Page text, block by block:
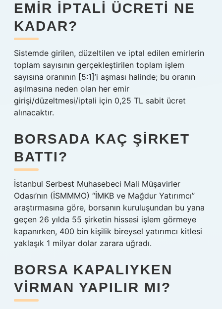
EMIR IPTALI ÜCRETI NE
KADAR?
Sistemde girilen, düzeltilen ve iptal edilen emirlerin
toplam sayısının gerçekleştirilen toplam işlem
sayısına oranının [5:1]’i aşması halinde; bu oranın
aşılmasına neden olan her emir
girişi/düzeltmesi/iptali için 0,25 TL sabit ücret
alınacaktır.
BORSADA KAÇ ŞIRKET
BATTI?
İstanbul Serbest Muhasebeci Mali Müşavirler
Odası’nın (İSMMMO) “İMKB ve Mağdur Yatırımcı”
araştırmasına göre, borsanın kuruluşundan bu yana
geçen 26 yılda 55 şirketin hissesi işlem görmeye
kapanırken, 400 bin kişilik bireysel yatırımcı kitlesi
yaklaşık 1 milyar dolar zarara uğradı.
BORSA KAPALIYKEN
VIRMAN YAPILIR MI?